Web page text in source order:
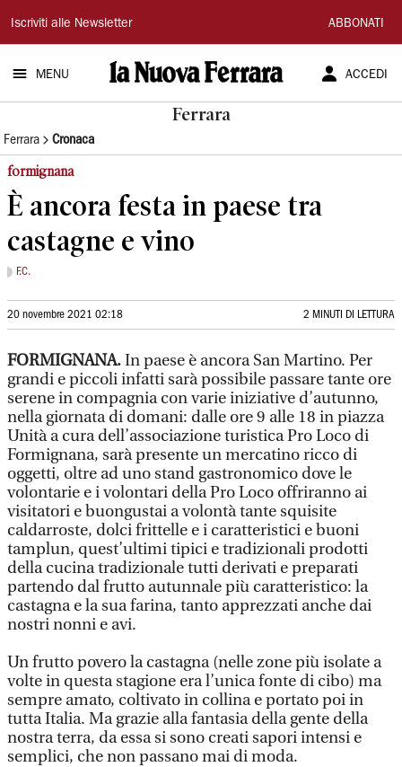
La
Nuova
Ferrara
Iscriviti alle Newsletter ABBONATI
MENU ACCEDI
Ferrara
Ferrara Cronaca
formignana
È ancora festa in paese tra
castagne e vino
F.C.
20 novembre 2021 02:18 2 MINUTI DI LETTURA
FORMIGNANA.In paese è ancora San Martino. Per
grandi e piccoli infatti sarà possibile passare tante ore
serene in compagnia con varie iniziative d’autunno,
nella giornata di domani: dalle ore 9 alle 18 in piazza
Unità a cura dell’associazione turistica Pro Loco di
Formignana, sarà presente un mercatino ricco di
oggetti, oltre ad uno stand gastronomico dove le
volontarie e i volontari della Pro Loco offriranno ai
visitatori e buongustai a volontà tante squisite
caldarroste, dolci frittelle e i caratteristici e buoni
tamplun, quest’ultimi tipici e tradizionali prodotti
della cucina tradizionale tutti derivati e preparati
partendo dal frutto autunnale più caratteristico: la
castagna e la sua farina, tanto apprezzati anche dai
nostri nonni e avi.
Un frutto povero la castagna (nelle zone più isolate a
volte in questa stagione era l’unica fonte di cibo) ma
sempre amato, coltivato in collina e portato poi in
tutta Italia. Ma grazie alla fantasia della gente della
nostra terra, da essa si sono creati sapori intensi e
semplici, che non passano mai di moda.